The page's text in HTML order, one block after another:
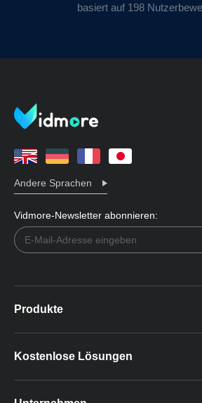
basiert auf 198
Andere Sprachen
Vidmore-Newsletter abonnieren:
Produkte
Kostenlose Lösungen